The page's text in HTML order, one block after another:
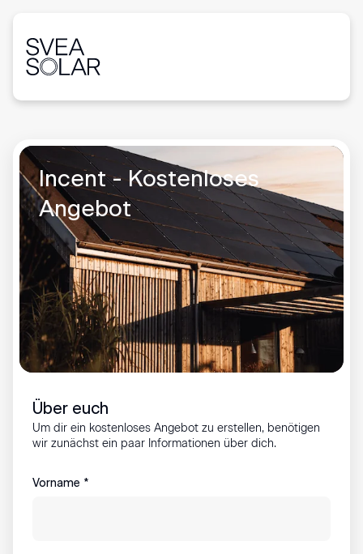
Incent - Kostenloses
Angebot
Über euch
Um dir ein kostenloses Angebot zu erstellen, benötigen
wir zunächst ein paar Informationen über dich.
Vorname *